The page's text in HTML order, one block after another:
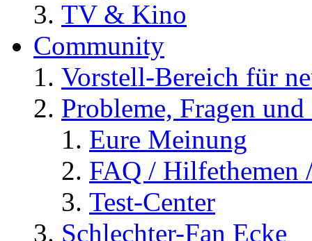
TV & Kino
Community
Vorstell-Bereich für
Probleme, Fragen
Eure Meinung
FAQ / Hilfethemen
Test-Center
Schlechter-Fan Ecke